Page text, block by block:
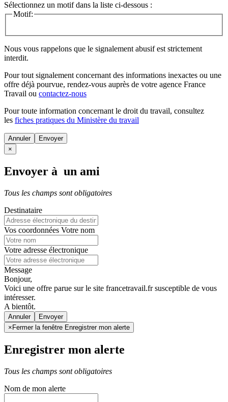
Sélectionnez un motif dans la liste ci-dessous :
Motif:
Nous vous rappelons que le signalement abusif est strictement
interdit.
Pour tout signalement concernant des informations inexactes ou une
offre déjà pourvue, rendez-vous auprès de votre agence France
Travail ou contactez-nous
Pour toute information concernant le droit du travail, consultez
les fiches pratiques du Ministère du travail
Annuler
×
Envoyer à un ami
Tous les champs sont obligatoires
Destinataire
Vos coordonnées Votre nom
Votre adresse électronique
Message
Bonjour,
Voici une offre parue sur le site francetravail.fr susceptible de vous
intéresser.
A bientôt.
Annuler
× Fermer la fenêtre Enregistrer mon alerte
Enregistrer mon alerte
Tous les champs sont obligatoires
Nom de mon alerte